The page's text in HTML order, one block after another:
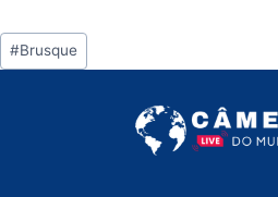
Tags
do
#Brusque